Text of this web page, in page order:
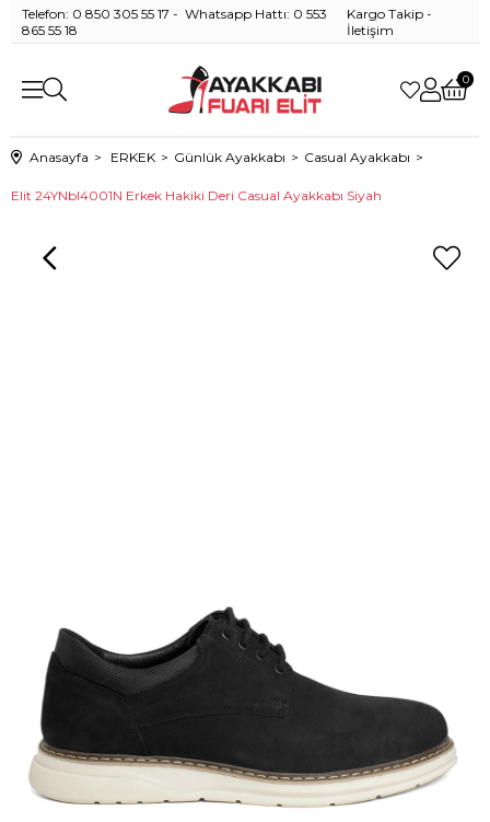
Telefon: 0 850 305 55 17 - Whatsapp Hattı: 0 553
865 55 18
Kargo Takip -
İletişim
0
Anasayfa ERKEK Günlük Ayakkabı Casual Ayakkabı
Elit 24YNbl4001N Erkek Hakiki Deri Casual Ayakkabı Siyah